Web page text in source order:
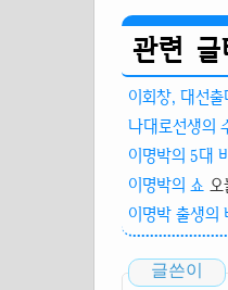
관련 글
이회창, 대선
나대로선생의
이명박의 5대
이명박의 쇼
이명박 출생의
글쓴이